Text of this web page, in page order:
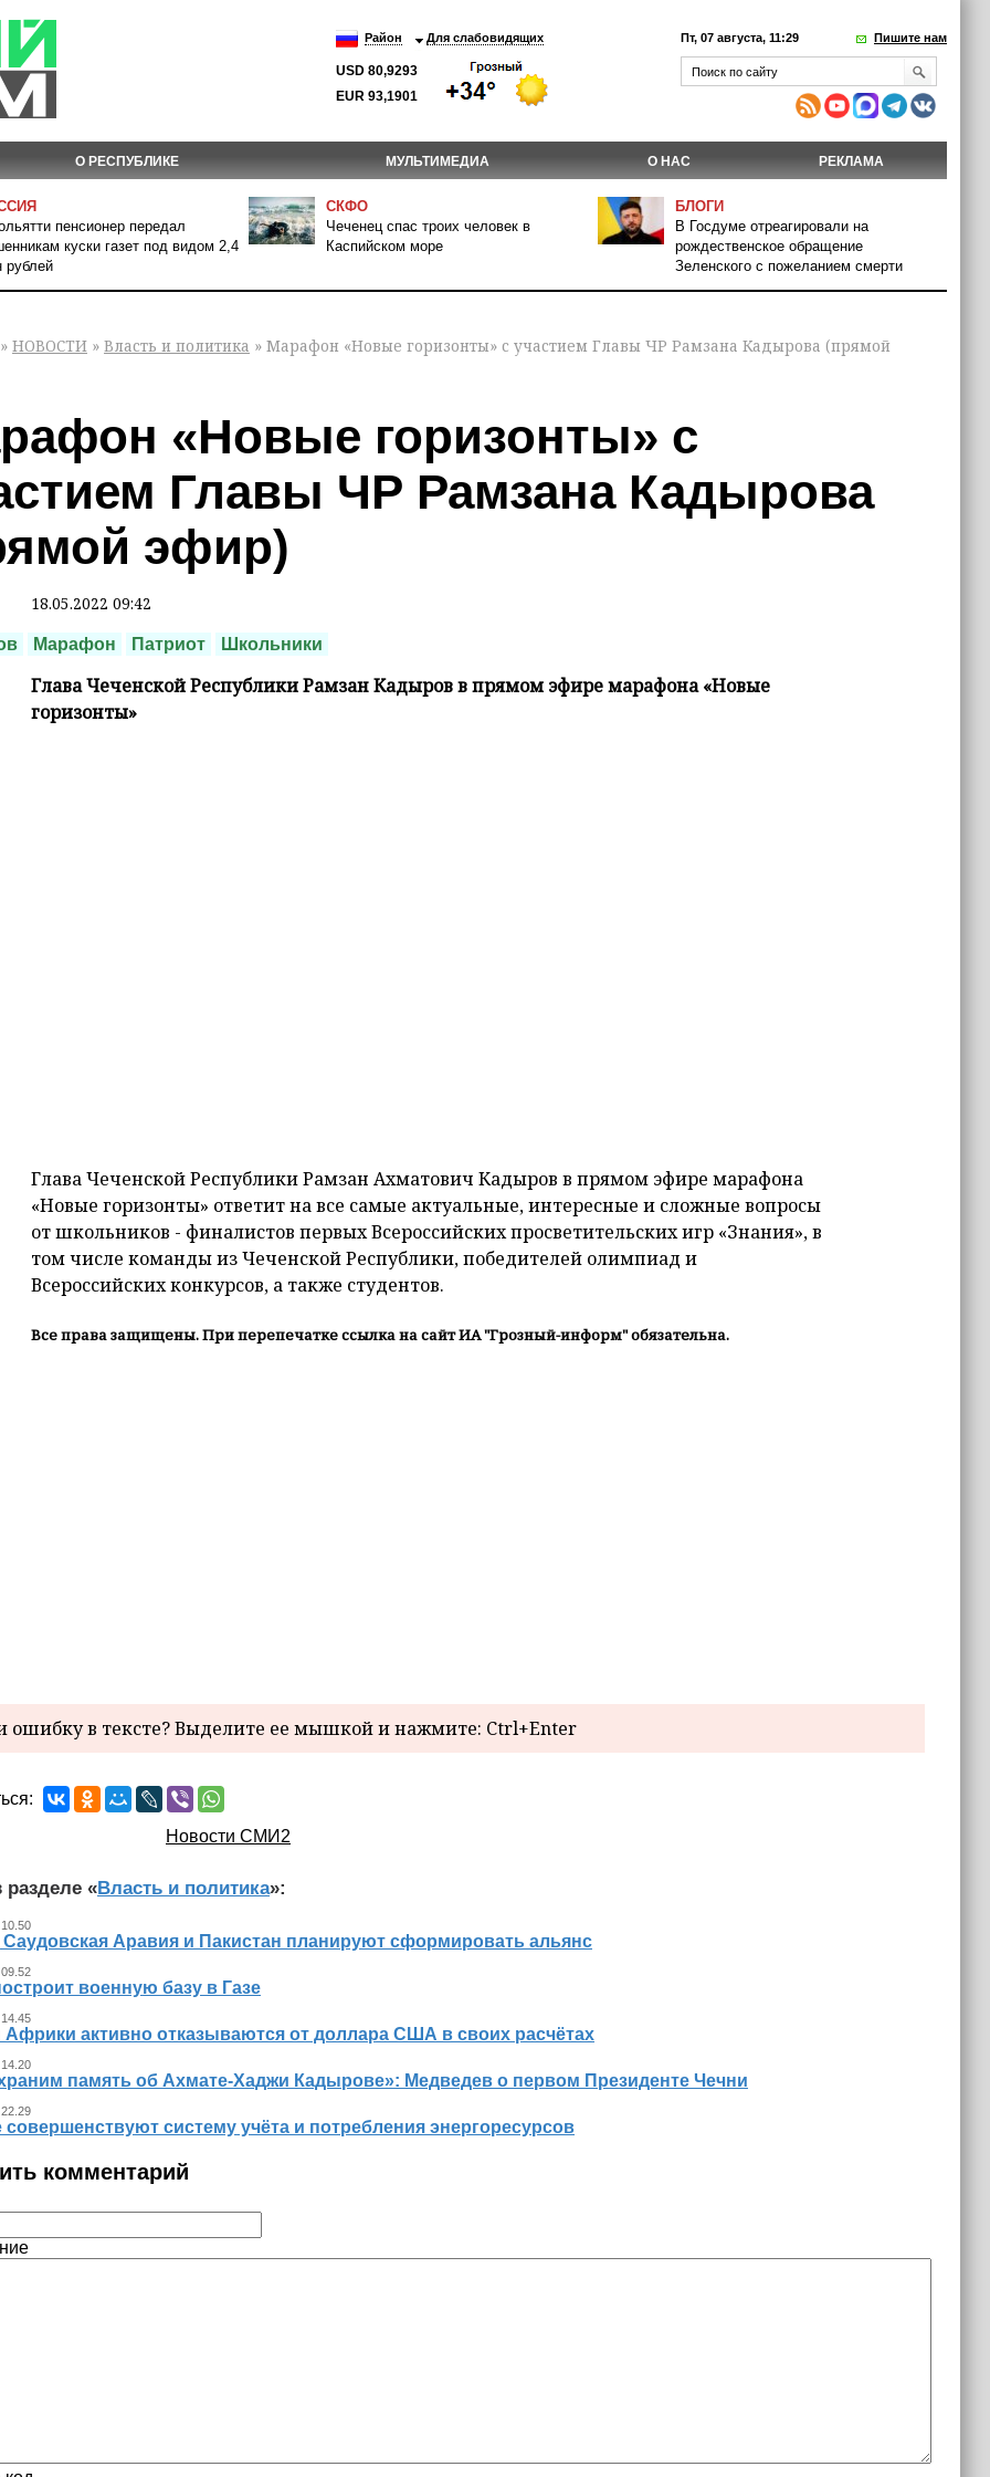
Район Для слабовидящих
USD 80,9293
EUR 93,1901
Пт, 07 августа, 11:29 Пишите нам
О РЕСПУБЛИКЕ МУЛЬТИМЕДИА О НАС РЕКЛАМА
пенсионер передал
куски газет под видом 2,4
рублей
СКФО
Чеченец спас троих человек в
Каспийском море
БЛОГИ
В Госдуме отреагировали на
рождественское обращение
Зеленского с пожеланием смерти
» НОВОСТИ » Власть и политика » Марафон «Новые горизонты» с участием Главы ЧР Рамзана Кадырова (прямой
«Новые горизонты» с
Главы ЧР Рамзана Кадырова
эфир)
18.05.2022 09:42
Марафон Патриот Школьники
Глава Чеченской Республики Рамзан Кадыров в прямом эфире марафона «Новые
горизонты»
Глава Чеченской Республики Рамзан Ахматович Кадыров в прямом эфире марафона
«Новые горизонты» ответит на все самые актуальные, интересные и сложные вопросы
от школьников - финалистов первых Всероссийских просветительских игр «Знания», в
том числе команды из Чеченской Республики, победителей олимпиад и
Всероссийских конкурсов, а также студентов.
Все права защищены. При перепечатке ссылка на сайт ИА "Грозный-информ" обязательна.
в тексте? Выделите ее мышкой и нажмите: Ctrl+Enter
Новости СМИ2
разделе «Власть и политика»:
Саудовская Аравия и Пакистан планируют сформировать альянс
военную базу в Газе
активно отказываются от доллара США в своих расчётах
память об Ахмате-Хаджи Кадырове»: Медведев о первом Президенте Чечни
совершенствуют систему учёта и потребления энергоресурсов
комментарий